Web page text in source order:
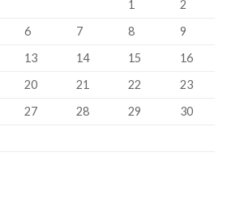
1
2
6 7 8
9
13 14 15
16
20 21 22
23
27 28 29
30